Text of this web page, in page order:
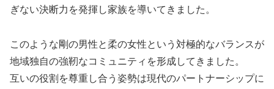
ぎない決断力を発揮し家族を導いてきました。
このような剛の男性と柔の女性という対極的なバランスが
地域独自の強靭なコミュニティを形成してきました。
互いの役割を尊重し合う姿勢は現代のパートナーシップに